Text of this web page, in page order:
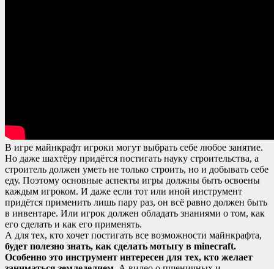
В игре майнкрафт игроки могут выбрать себе любое занятие.
Но даже шахтёру придётся постигать науку строительства, а
строитель должен уметь не только строить, но и добывать себе
еду. Поэтому основные аспекты игры должны быть освоены
каждым игроком. И даже если тот или иной инструмент
придётся применить лишь пару раз, он всё равно должен быть
в инвентаре. Или игрок должен обладать знаниями о том, как
его сделать и как его применять.
А для тех, кто хочет постигать все возможности майнкрафта,
будет полезно знать, как сделать мотыгу в minecraft.
Особенно это инструмент интересен для тех, кто желает